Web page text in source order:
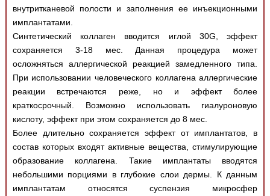
внутритканевой полости и заполнения ее инъекционными
имплантатами.
Синтетический коллаген вводится иглой 30G, эффект
сохраняется 3-18 мес. Данная процедура может
осложняться аллергической реакцией замедленного типа.
При использовании человеческого коллагена аллергические
реакции встречаются реже, но и эффект более
краткосрочный. Возможно использовать гиалуроновую
кислоту, эффект при этом сохраняется до 8 мес.
Более длительно сохраняется эффект от имплантатов, в
состав которых входят активные вещества, стимулирующие
образование коллагена. Такие имплантаты вводятся
небольшими порциями в глубокие слои дермы. К данным
имплантатам относятся суспензия микросфер